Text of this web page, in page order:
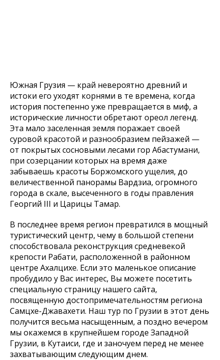
Южная Грузия — край невероятно древний и
истоки его уходят корнями в те времена, когда
история постепенно уже превращается в миф, а
исторические личности обретают ореол легенд.
Эта мало заселенная земля поражает своей
суровой красотой и разнообразием пейзажей —
от покрытых сосновыми лесами гор Абастумани,
при созерцании которых на время даже
забываешь красоты Боржомского ущелия, до
величественной панорамы Вардзиа, огромного
города в скале, высеченного в годы правления
Георгий III и Царицы Тамар.
В последнее время регион превратился в мощный
туристический центр, чему в большой степени
способствовала реконструкция средневекой
крепости Рабати, расположенной в районном
центре Ахалцихе. Если это маленькое описание
пробудило у Вас интерес, Вы можете посетить
специальную страницу нашего сайта,
посвященную достопримечательностям региона
Самцхе-Джавахети. Наш тур по Грузии в этот день
получится весьма насыщенным, а поздно вечером
мы окажемся в крупнейшем городе Западной
Грузии, в Кутаиси, где и заночуем перед не менее
захватывающим следующим днем.